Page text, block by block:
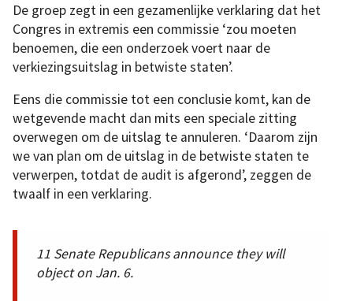
De groep zegt in een gezamenlijke verklaring dat het
Congres in extremis een commissie ‘zou moeten
benoemen, die een onderzoek voert naar de
verkiezingsuitslag in betwiste staten’.
Eens die commissie tot een conclusie komt, kan de
wetgevende macht dan mits een speciale zitting
overwegen om de uitslag te annuleren. ‘Daarom zijn
we van plan om de uitslag in de betwiste staten te
verwerpen, totdat de audit is afgerond’, zeggen de
twaalf in een verklaring.
11 Senate Republicans announce they will
object on Jan. 6.